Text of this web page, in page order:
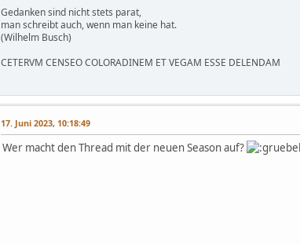
Gedanken sind nicht stets parat,
man schreibt auch, wenn man keine hat.
(Wilhelm Busch)
CETERVM CENSEO COLORADINEM ET VEGAM ESSE DELENDAM
17. Juni 2023, 10:18:49
Wer macht den Thread mit der neuen Season auf?